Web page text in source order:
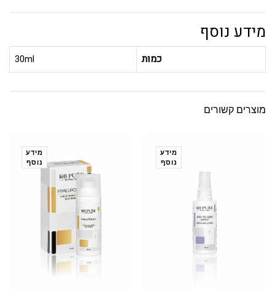
מידע נוסף
כמות 30ml
מוצרים קשורים
מידע
נוסף
מידע
נוסף